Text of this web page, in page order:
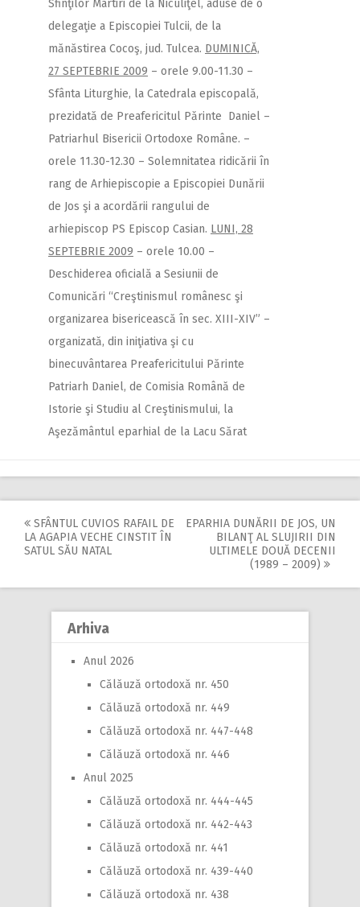
Sfinţilor Martiri de la Niculiţel, aduse de o
delegaţie a Episcopiei Tulcii, de la
mănăstirea Cocoş, jud. Tulcea. DUMINICĂ,
27 SEPTEBRIE 2009 – orele 9.00-11.30 –
Sfânta Liturghie, la Catedrala episcopală,
prezidată de Preafericitul Părinte Daniel –
Patriarhul Bisericii Ortodoxe Române. –
orele 11.30-12.30 – Solemnitatea ridicării în
rang de Arhiepiscopie a Episcopiei Dunării
de Jos şi a acordării rangului de
arhiepiscop PS Episcop Casian. LUNI, 28
SEPTEBRIE 2009 – orele 10.00 –
Deschiderea oficială a Sesiunii de
Comunicări “Creştinismul românesc şi
organizarea bisericească în sec. XIII-XIV” –
organizată, din iniţiativa şi cu
binecuvântarea Preafericitului Părinte
Patriarh Daniel, de Comisia Română de
Istorie şi Studiu al Creştinismului, la
Aşezământul eparhial de la Lacu Sărat
Post
SFÂNTUL CUVIOS RAFAIL DE
LA AGAPIA VECHE CINSTIT ÎN
SATUL SĂU NATAL
EPARHIA DUNĂRII DE JOS, UN
BILANŢ AL SLUJIRII DIN
ULTIMELE DOUĂ DECENII
(1989 – 2009)
Arhiva
Anul 2026
Călăuză ortodoxă nr. 450
Călăuză ortodoxă nr. 449
Călăuză ortodoxă nr. 447-448
Călăuză ortodoxă nr. 446
Anul 2025
Călăuză ortodoxă nr. 444-445
Călăuză ortodoxă nr. 442-443
Călăuză ortodoxă nr. 441
Călăuză ortodoxă nr. 439-440
Călăuză ortodoxă nr. 438